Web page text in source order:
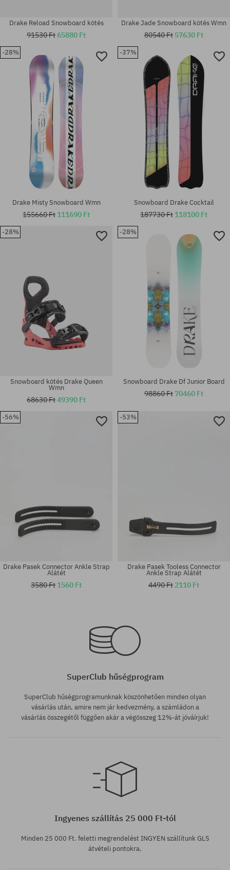
Elérhető méretek:
Elérhető méretek:
Drake Reload Snowboard kötés
91530 Ft65880 Ft
Elérhető méretek:
Drake Jade Snowboard kötés Wmn
80540 Ft 57630 Ft
-28%
Drake Misty Snowboard Wmn
155660 Ft 111690 Ft
-37%
Snowboard Drake Cocktail
187730 Ft 118100 Ft
-28%
Snowboard kötés Drake Queen
Wmn
68630 Ft49390 Ft
-28%
Snowboard Drake Df Junior Board
98860 Ft 70460 Ft
-56%
Drake Pasek Connector Ankle Strap
Alátét
3580 Ft 1560 Ft
-53%
Drake Pasek Tooless Connector
Ankle Strap Alátét
4490 Ft 2110 Ft
SuperClub hűségprogram
SuperClub hűségprogramunknak köszönhetően minden olyan
vásárlás után, amire nem jár kedvezmény, a számládon a
vásárlás összegétől függően akár a végösszeg 12%-át jóváírjuk!
Ingyenes szállítás 25 000 Ft-tól
Minden 25 000 Ft. feletti megrendelést INGYEN szállítunk GLS
átvételi pontokra.